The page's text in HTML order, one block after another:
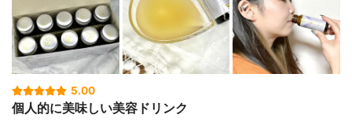
5.00
個人的に美味しい美容ドリンク